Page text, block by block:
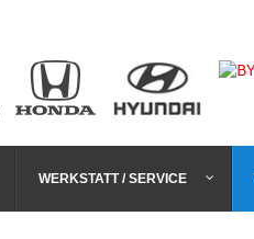
WERKSTATT / SERVICE